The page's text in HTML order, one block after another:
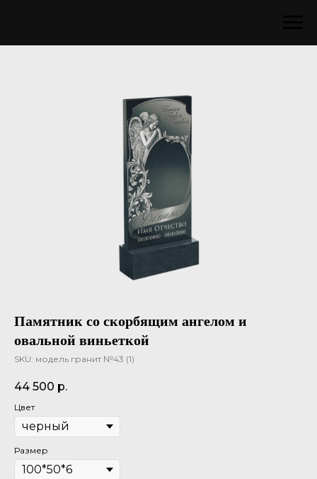
Памятник со скорбящим ангелом и
овальной виньеткой
SKU: модель гранит №43 (1)
44 500 р.
Цвет
Размер